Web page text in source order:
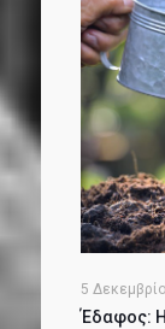
5
Έδαφος: Η